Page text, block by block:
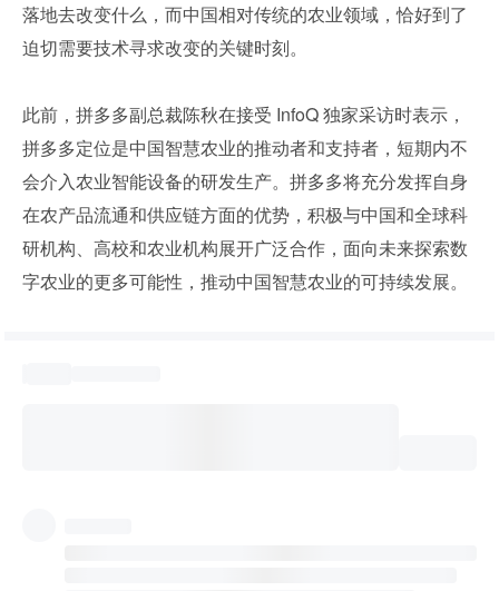
落地去改变什么，而中国相对传统的农业领域，恰好到了
迫切需要技术寻求改变的关键时刻。
此前，拼多多副总裁陈秋在接受 InfoQ 独家采访时表示，
拼多多定位是中国智慧农业的推动者和支持者，短期内不
会介入农业智能设备的研发生产。拼多多将充分发挥自身
在农产品流通和供应链方面的优势，积极与中国和全球科
研机构、高校和农业机构展开广泛合作，面向未来探索数
字农业的更多可能性，推动中国智慧农业的可持续发展。